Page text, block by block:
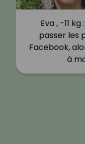
Eva , -11
passer les
Facebook,
à